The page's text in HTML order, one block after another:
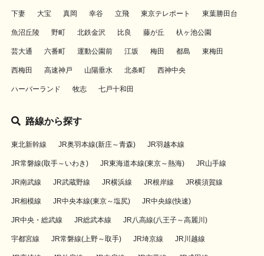
下妻 大宝 真岡 幸谷 立飛 東京テレポート 東葉勝田台
魚沼丘陵 野町 北鉄金沢 比良 藤が丘 杁ヶ池公園
芸大通 六番町 運動公園前 江坂 梅田 都島 東梅田
西梅田 高速神戸 山陽垂水 北条町 西神中央
ハーバーランド 牧志 七戸十和田
路線から探す
東北新幹線 JR奥羽本線(新庄～青森) JR羽越本線
JR常磐線(取手～いわき) JR東海道本線(東京～熱海) JR山手線
JR南武線 JR武蔵野線 JR横浜線 JR根岸線 JR横須賀線
JR相模線 JR中央本線(東京～塩尻) JR中央線(快速)
JR中央・総武線 JR総武本線 JR八高線(八王子～高麗川)
宇都宮線 JR常磐線(上野～取手) JR埼京線 JR川越線